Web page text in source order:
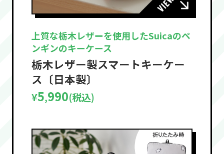
上質な栃木レザーを使用したSuicaのペ
ンギンのキーケース
栃木レザー製スマートキーケー
ス〔日本製〕
¥5,990(税込)